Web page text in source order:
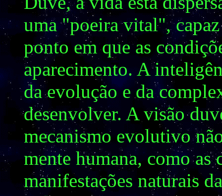
uma "poeira vital",
ponto em que as
aparecimento. A
da evolução e da
desenvolver. A visão
mecanismo evolutivo
mente humana, como as
manifestações naturais